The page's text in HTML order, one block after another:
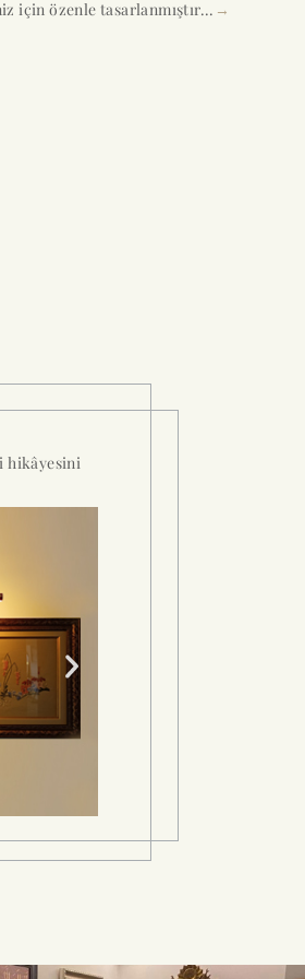
için özenle tasarlanmıştır... →
hikâyesini